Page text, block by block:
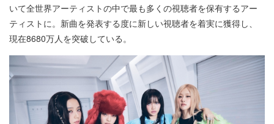
いて全世界アーティストの中で最も多くの視聴者を保有するアー
ティストに。新曲を発表する度に新しい視聴者を着実に獲得し、
現在8680万人を突破している。